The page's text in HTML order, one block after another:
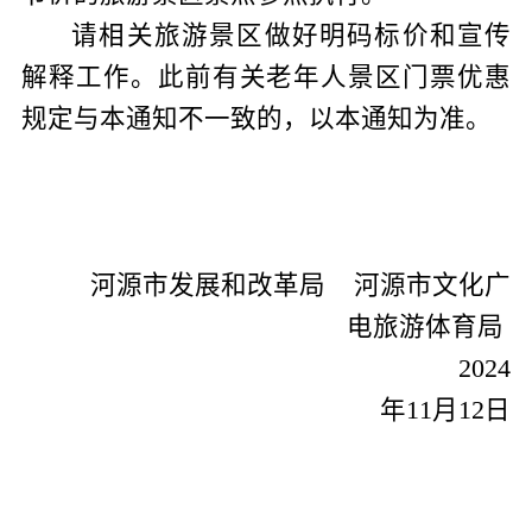
请相关旅游景区做好明码标价和宣传
解释工作。此前有关老年人景区门票优惠
规定与本通知不一致的，以本通知为准。
河源市发展和改革局河源市文化广
电旅游体育局
2024
年11月 12 日